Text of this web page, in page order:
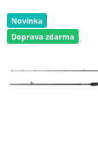
Novinka
Doprava zdarma